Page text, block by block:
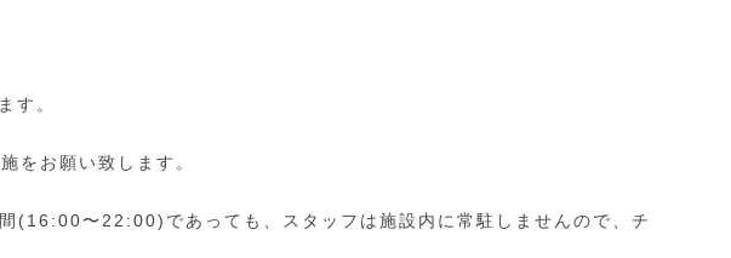
す。
をお願い致します。
(16:00〜22:00)であっても、スタッフは施設内に常駐しませんので、チ